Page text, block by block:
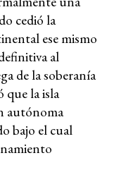
cedió la
ese mismo
al
de la soberanía
que la isla
autónoma
bajo el cual